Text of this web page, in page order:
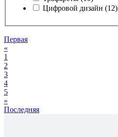
Цифровой дизайн (12)
Первая
«
1
2
3
4
5
»
Последняя